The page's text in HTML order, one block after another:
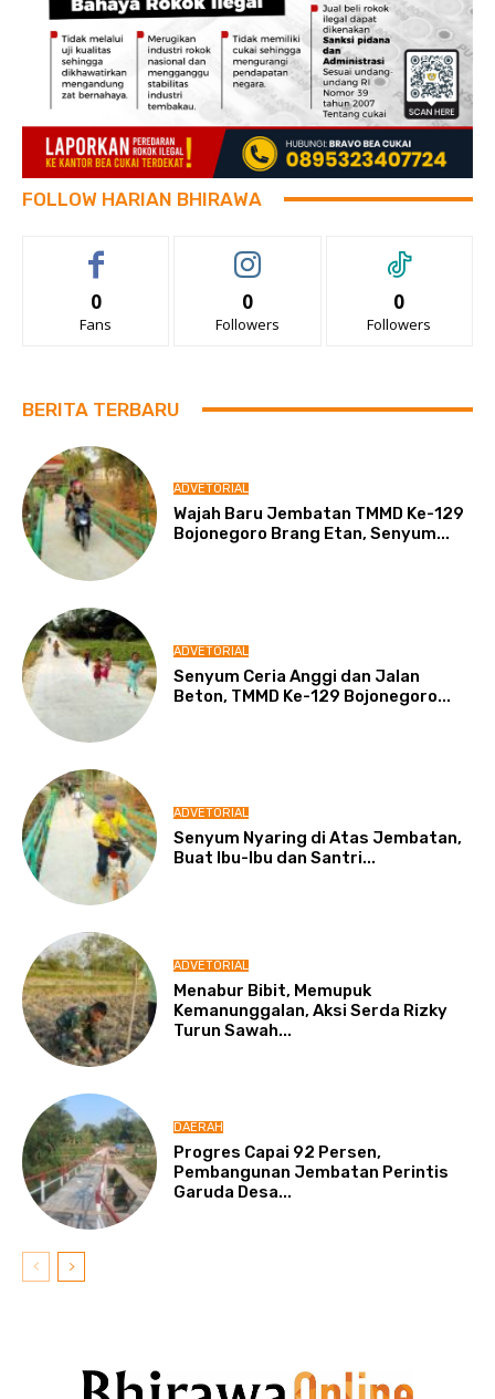
FOLLOW HARIAN BHIRAWA
0
Fans
0
Followers
0
Followers
BERITA TERBARU
ADVETORIAL
Wajah Baru Jembatan TMMD Ke-129
Bojonegoro Brang Etan, Senyum...
ADVETORIAL
Senyum Ceria Anggi dan Jalan
Beton, TMMD Ke-129 Bojonegoro...
ADVETORIAL
Senyum Nyaring di Atas Jembatan,
Buat Ibu-Ibu dan Santri...
ADVETORIAL
Menabur Bibit, Memupuk
Kemanunggalan, Aksi Serda Rizky
Turun Sawah...
DAERAH
Progres Capai 92 Persen,
Pembangunan Jembatan Perintis
Garuda Desa...